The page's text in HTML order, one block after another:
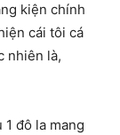
kiện chính
cái tôi cá
nhiên là,
đô la mang